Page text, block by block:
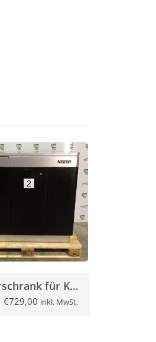
Unterschrank für Kaffeevollautomat – Nescafé / Nestlé Professional – Nr. 2
€729,00 inkl. MwSt.